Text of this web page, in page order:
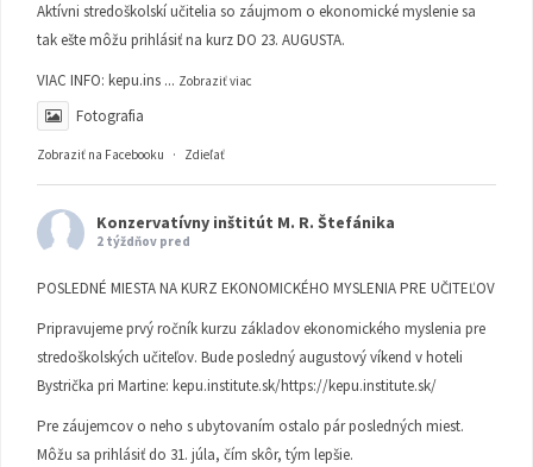
Aktívni stredoškolskí učitelia so záujmom o ekonomické myslenie sa
tak ešte môžu prihlásiť na kurz DO 23. AUGUSTA.
VIAC INFO: kepu.ins ... Zobraziť viac
Fotografia
Zobraziť na Facebooku · Zdieľať
Konzervatívny inštitút M. R. Štefánika
2 týždňov pred
POSLEDNÉ MIESTA NA KURZ EKONOMICKÉHO MYSLENIA PRE UČITEĽOV
Pripravujeme prvý ročník kurzu základov ekonomického myslenia pre
stredoškolských učiteľov. Bude posledný augustový víkend v hoteli
Bystrička pri Martine: kepu.institute.sk/https://kepu.institute.sk/
Pre záujemcov o neho s ubytovaním ostalo pár posledných miest.
Môžu sa prihlásiť do 31. júla, čím skôr, tým lepšie.